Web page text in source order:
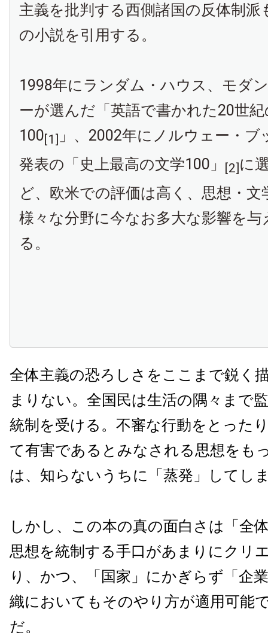
主義を批判する西側諸国の反体制派
の小説を引用する。
1998年にランダム・ハウス、モダ
ーが選んだ「英語で書かれた20世
100 [1]
」、2002年にノルウェー・ブ
発表の「史上最高の文学100」
[2] に
ど、欧米での評価は高く、思想・文
様々な分野に今なお多大な影響を与
る。
全体主義の恐ろしさをここまで鋭く
まりない。全国民は生活の隅々まで
統制を受ける。不審な行動をとった
て有害であるとみなされる思想をも
は、知らないうちに「蒸発」してし
しかし、この本の真の面白さは「全
思想を統制する手口があまりにクリ
り、かつ、「国家」にかぎらず「企
織においてもそのやり方が適用可能
だ。